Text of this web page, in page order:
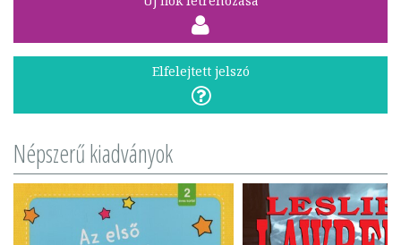
Elfelejtett jelszó
Népszerű kiadványok